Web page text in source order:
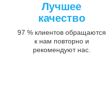
Лучшее
качество
97 % клиентов обращаются
к нам повторно и
рекомендуют нас.